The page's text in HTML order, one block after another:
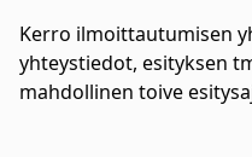
Kerro ilmoittautumisen
yhteystiedot, esityksen
mahdollinen toive